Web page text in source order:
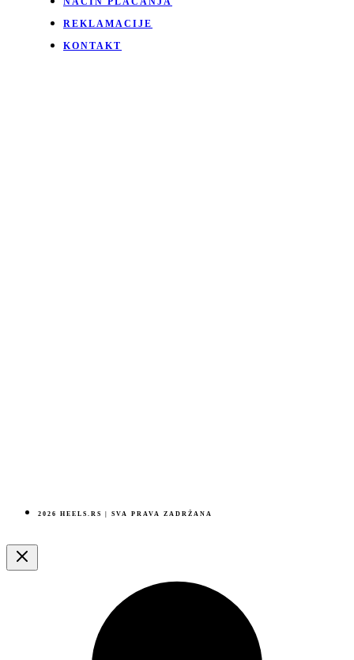
REKLAMACIJE
KONTAKT
2026 HEELS.RS | SVA PRAVA ZADRŽANA